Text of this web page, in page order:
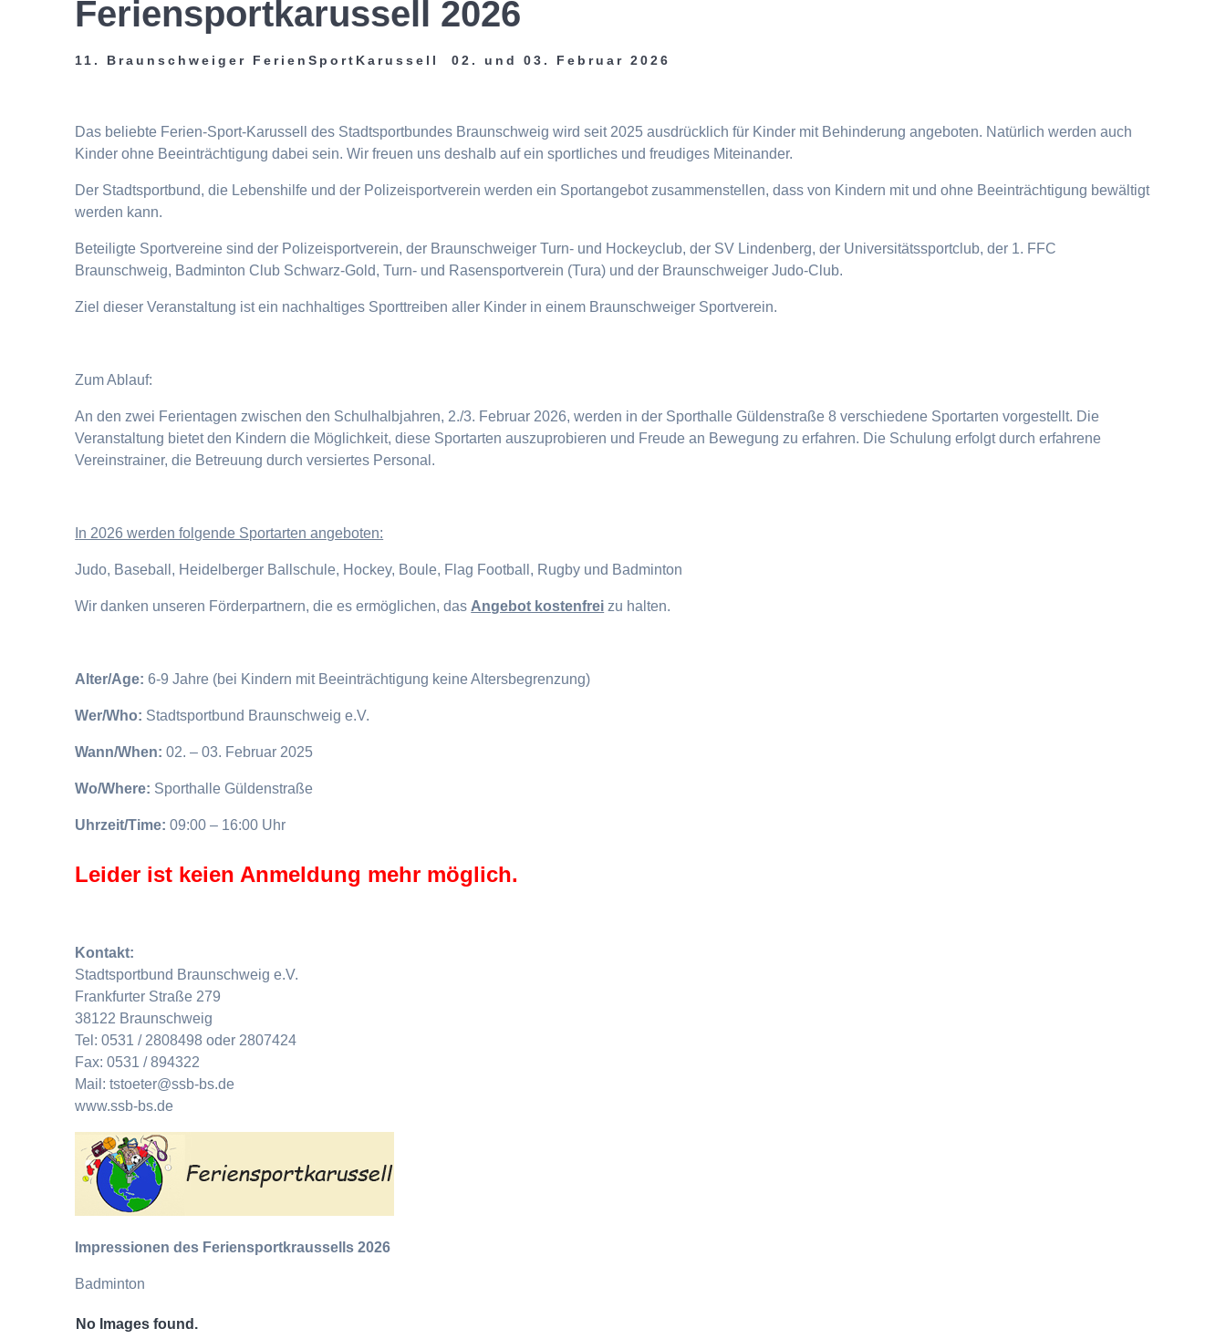
Feriensportkarussell 2026
11. Braunschweiger FerienSportKarussell 02. und 03. Februar 2026
Das beliebte Ferien-Sport-Karussell des Stadtsportbundes Braunschweig wird seit 2025 ausdrücklich für Kinder mit Behinderung angeboten. Natürlich werden auch
Kinder ohne Beeinträchtigung dabei sein. Wir freuen uns deshalb auf ein sportliches und freudiges Miteinander.
Der Stadtsportbund, die Lebenshilfe und der Polizeisportverein werden ein Sportangebot zusammenstellen, dass von Kindern mit und ohne Beeinträchtigung bewältigt
werden kann.
Beteiligte Sportvereine sind der Polizeisportverein, der Braunschweiger Turn- und Hockeyclub, der SV Lindenberg, der Universitätssportclub, der 1. FFC
Braunschweig, Badminton Club Schwarz-Gold, Turn- und Rasensportverein (Tura) und der Braunschweiger Judo-Club.
Ziel dieser Veranstaltung ist ein nachhaltiges Sporttreiben aller Kinder in einem Braunschweiger Sportverein.
Zum Ablauf:
An den zwei Ferientagen zwischen den Schulhalbjahren, 2./3. Februar 2026, werden in der Sporthalle Güldenstraße 8 verschiedene Sportarten vorgestellt. Die
Veranstaltung bietet den Kindern die Möglichkeit, diese Sportarten auszuprobieren und Freude an Bewegung zu erfahren. Die Schulung erfolgt durch erfahrene
Vereinstrainer, die Betreuung durch versiertes Personal.
n 2026 werden folgende Sportarten angeboten:
Judo, Baseball, Heidelberger Ballschule, Hockey, Boule, Flag Football, Rugby und Badminton
Wir danken unseren Förderpartnern, die es ermöglichen, das Angebot kostenfrei zu halten.
Alter/Age:6-9 Jahre (bei Kindern mit Beeinträchtigung keine Altersbegrenzung)
Wer/Who: Stadtsportbund Braunschweig e.V.
Wann/When:02. – 03. Februar 2025
Wo/Where: Sporthalle Güldenstraße
Uhrzeit/Time:09:00 – 16:00 Uhr
Leider ist keien Anmeldung mehr möglich.
Kontakt:
Stadtsportbund Braunschweig e.V.
Frankfurter Straße 279
38122 Braunschweig
Tel: 0531 / 2808498 oder 2807424
Fax: 0531 / 894322
Mail: tstoeter@ssb-bs.de
www.ssb-bs.de
Impressionen des Feriensportkraussells 2026
Badminton
No Images found.